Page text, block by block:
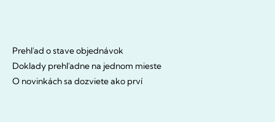
Prehľad o stave objednávok
Doklady prehľadne na jednom mieste
O novinkách sa dozviete ako prví